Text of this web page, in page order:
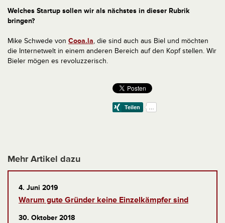
Welches Startup sollen wir als nächstes in dieser Rubrik
bringen?
Mike Schwede von Cooa.la, die sind auch aus Biel und möchten
die Internetwelt in einem anderen Bereich auf den Kopf stellen. Wir
Bieler mögen es revoluzzerisch.
Mehr Artikel dazu
4. Juni 2019
Warum gute Gründer keine Einzelkämpfer sind
30. Oktober 2018